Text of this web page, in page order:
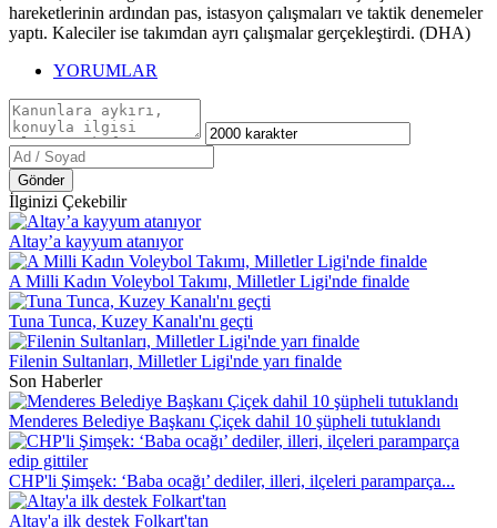
hareketlerinin ardından pas, istasyon çalışmaları ve taktik denemeler
yaptı. Kaleciler ise takımdan ayrı çalışmalar gerçekleştirdi. (DHA)
YORUMLAR
Gönder
İlginizi Çekebilir
Altay’a kayyum atanıyor
A Milli Kadın Voleybol Takımı, Milletler Ligi'nde finalde
Tuna Tunca, Kuzey Kanalı'nı geçti
Filenin Sultanları, Milletler Ligi'nde yarı finalde
Son Haberler
Menderes Belediye Başkanı Çiçek dahil 10 şüpheli tutuklandı
CHP'li Şimşek: ‘Baba ocağı’ dediler, illeri, ilçeleri paramparça...
Altay'a ilk destek Folkart'tan